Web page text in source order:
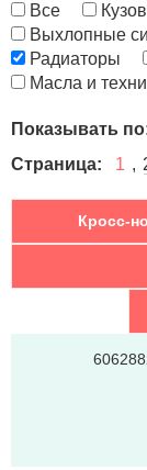
Все
Выхлопные
Радиаторы
Масла и
Показывать
Страница:
1
Кросс-